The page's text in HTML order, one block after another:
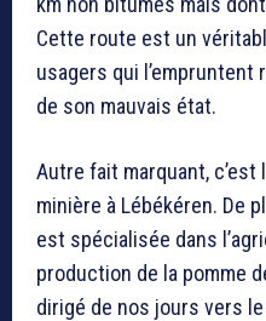
Cette route est un
usagers qui l’empruntent
de son mauvais état.
Autre fait marquant, c’est
minière à Lébékéren. De
est spécialisée dans
production de la pomme
dirigé de nos jours vers